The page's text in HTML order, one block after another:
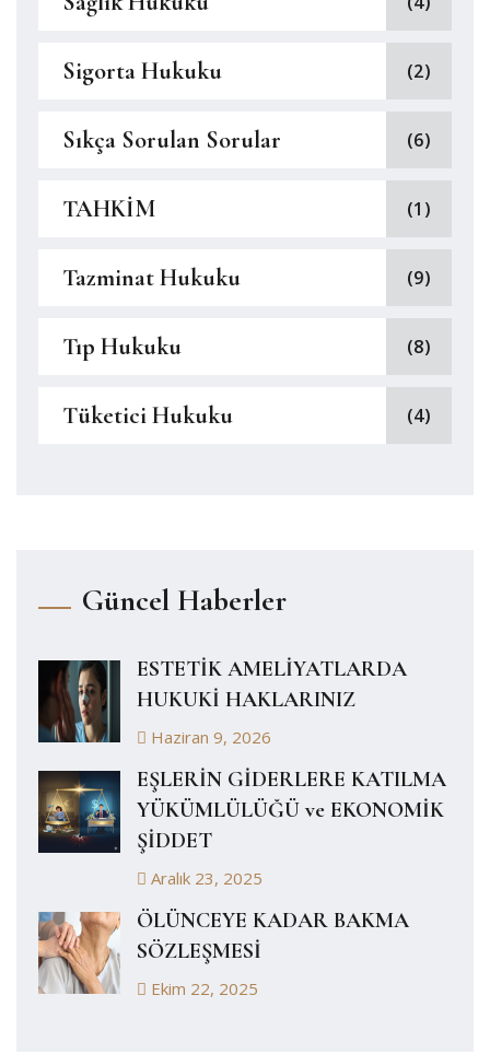
Sigorta Hukuku (2)
Sıkça Sorulan Sorular (6)
TAHKİM (1)
Tazminat Hukuku (9)
Tıp Hukuku (8)
Tüketici Hukuku (4)
Güncel Haberler
ESTETİK AMELİYATLARDA
HUKUKİ HAKLARINIZ
Haziran 9, 2026
EŞLERİN GİDERLERE KATILMA
YÜKÜMLÜLÜĞÜ ve EKONOMİK
ŞİDDET
Aralık 23, 2025
ÖLÜNCEYE KADAR BAKMA
SÖZLEŞMESİ
Ekim 22, 2025